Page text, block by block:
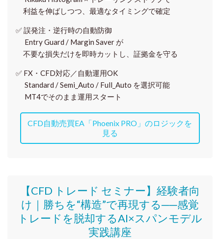
利益を伸ばしつつ、最適なタイミングで確定
✅誤発注・逆行時の自動防御
Entry Guard / Margin Saver が
不要な損失だけを即時カットし、証拠金を守る
✅ FX・CFD対応／自動運用OK
Standard / Semi_Auto / Full_Auto を選択可能
MT4でそのまま運用スタート
CFD自動売買EA「Phoenix PRO」のロジックを
見る
【CFD トレード セミナー】 経験者向
け｜ 勝ちを“構造”で再現する──感覚
トレードを脱却するAI×スパンモデル
実践講座